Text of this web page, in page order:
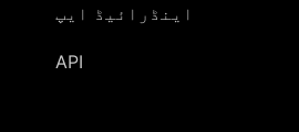
اینڈرائیڈ ایپ
API